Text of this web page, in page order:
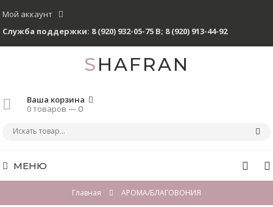
Мой аккаунт
Служба поддержки: 8 (920) 932-05-75 В; 8 (920) 913-44-92
SHAFRAN
Ваша корзина
0 товаров —0
МЕНЮ
Главная АРОМА/БЛАГОВОНИЯ